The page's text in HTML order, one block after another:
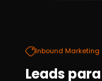
Inbound Marketing
Leads